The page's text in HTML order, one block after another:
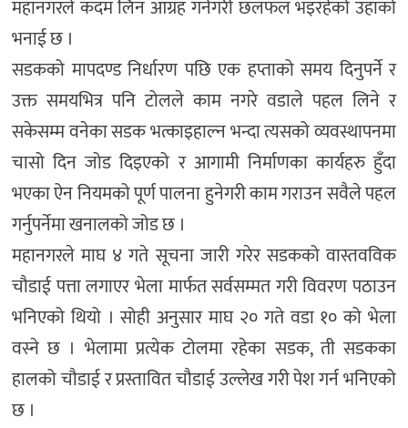
महानगरले कदम लिन आग्रह गर्नेगरी छलफल भइरहेको उहाँको
भनाई छ ।
सडकको मापदण्ड निर्धारण पछि एक हप्ताको समय दिनुपर्ने र
उक्त समयभित्र पनि टोलले काम नगरे वडाले पहल लिने र
सकेसम्म वनेका सडक भत्काइहाल्न भन्दा त्यसको व्यवस्थापनमा
चासो दिन जोड दिइएको र आगामी निर्माणका कार्यहरु हुँदा
भएका ऐन नियमको पूर्ण पालना हुनेगरी काम गराउन सवैले पहल
गर्नुपर्नेमा खनालको जोड छ ।
महानगरले माघ ४ गते सूचना जारी गरेर सडकको वास्तवविक
चौडाई पत्ता लगाएर भेला मार्फत सर्वसम्मत गरी विवरण पठाउन
भनिएको थियो । सोही अनुसार माघ २० गते वडा १० को भेला
वस्ने छ । भेलामा प्रत्येक टोलमा रहेका सडक, ती सडकका
हालको चौडाई र प्रस्तावित चौडाई उल्लेख गरी पेश गर्न भनिएको
छ ।